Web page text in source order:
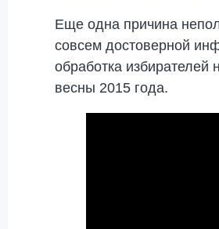
Еще одна причина
совсем достоверной
обработка избирателей
весны 2015 года.